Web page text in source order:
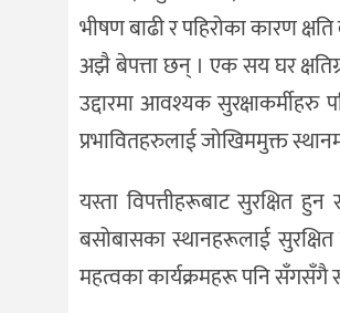
भीषण बाढी र पहिरोका कारण
अझै बेपत्ता छन् । एक सय घर
उद्दारमा आवश्यक सुरक्षाकर्मीहरु
प्रभावितहरुलाई जोखिममुक्त
यस्ता विपत्तीहरूबाट सुरक्षित हुन
बसोबासका स्थानहरूलाई
महत्वका कार्यक्रमहरू पनि सँगसँगै